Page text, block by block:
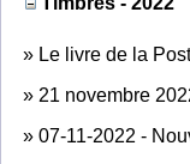
» Le livre de la
» 21 novembre
» 07-11-2022 -